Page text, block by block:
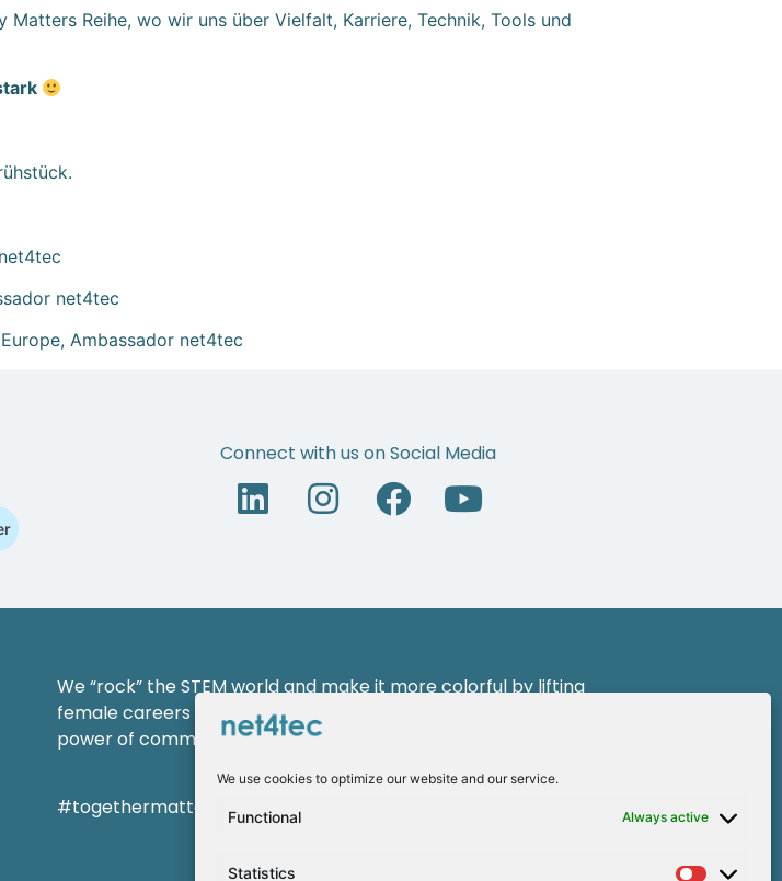
We use cookies to optimize our website and our service.
Functional Always active
Statistics
Reihe, wo wir uns über Vielfalt, Karriere, Technik, Tools und
net4tec
Ambassador net4tec
Connect with us on Social Media
We “rock” the STEM world and make it more colorful by lifting
female careers and shaping a new face of leadership with the
power of community.
#togethermatterss